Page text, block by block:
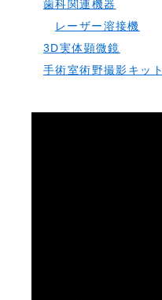
歯科関連機器
レーザー溶接機
3D実体顕微鏡
手術室術野撮影キット